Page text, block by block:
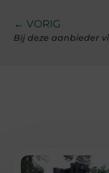
← VORIG
Bij deze aanbieder